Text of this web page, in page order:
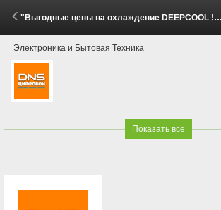
"Выгодные цены на охлаждение DEEPCOOL !" (29 Мая - 15 Июня 2026)
Электроника и Бытовая Техника
Показать все